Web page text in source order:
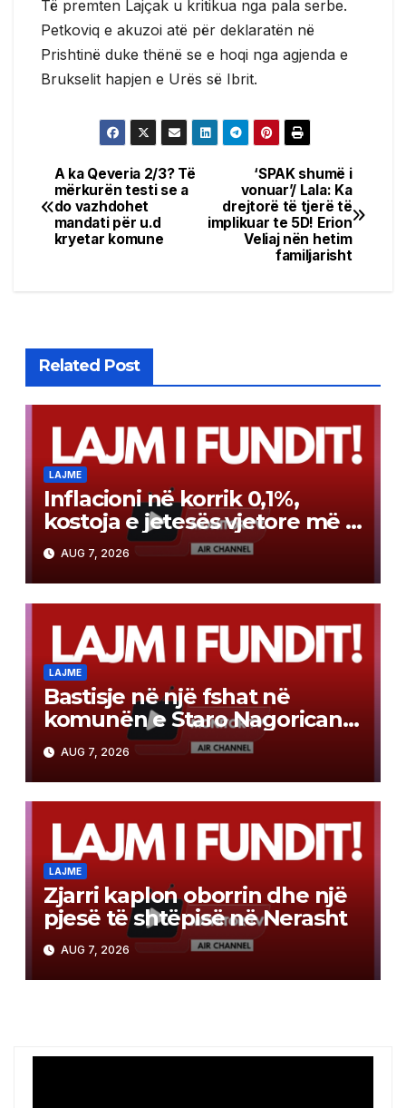
Të premten Lajçak u kritikua nga pala serbe.
Petkoviq e akuzoi atë për deklaratën në
Prishtinë duke thënë se e hoqi nga agjenda e
Brukselit hapjen e Urës së Ibrit.
Post
navigation
‘SPAK shumë i
vonuar’/ Lala: Ka
drejtorë të tjerë të
implikuar te 5D! Erion
Veliaj nën hetim
familjarisht
A ka Qeveria 2/3? Të
mërkurën testi se a
do vazhdohet
mandati për u.d
kryetar komune
Related Post
LAJME
Inflacioni në korrik 0,1%,
kostoja e jetesës vjetore më e
lartë për 2,3%
AUG 7, 2026
LAJME
Bastisje në një fshat në
komunën e Staro Nagoricane,
u gjetën armë, u arrestua një
77-vjeçar
AUG 7, 2026
LAJME
Zjarri kaplon oborrin dhe një
pjesë të shtëpisë në Nerasht
AUG 7, 2026